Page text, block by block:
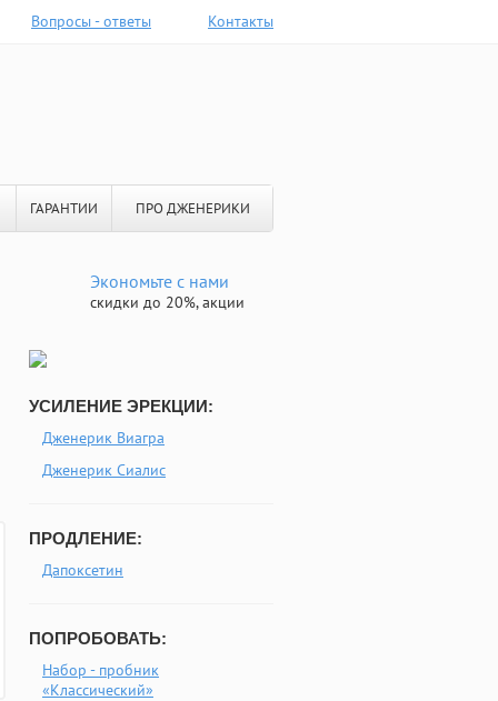
Вопросы - ответы Контакты
ГАРАНТИИ ПРО ДЖЕНЕРИКИ
Экономьте с нами
скидки до 20%, акции
УСИЛЕНИЕ ЭРЕКЦИИ:
Дженерик Виагра
Дженерик Сиалис
ПРОДЛЕНИЕ:
Дапоксетин
ПОПРОБОВАТЬ:
Набор - пробник
«Классический»